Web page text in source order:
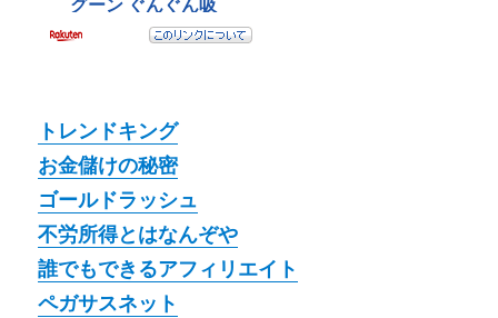
トレンドキング
お金儲けの秘密
ゴールドラッシュ
不労所得とはなんぞや
誰でもできるアフィリエイト
ペガサスネット